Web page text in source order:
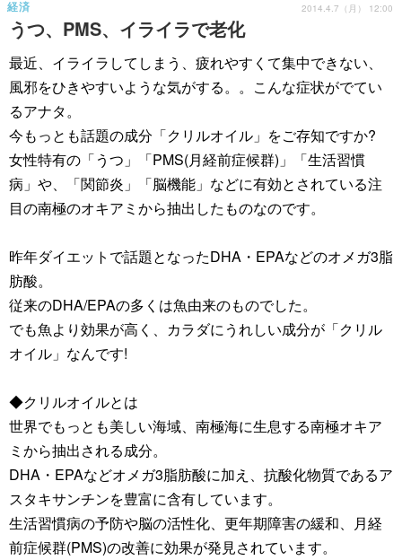
うつ、PMS、イライラで老化
経済 2014.4.7（月） 12:00
最近、イライラしてしまう、疲れやすくて集中できない、
風邪をひきやすいような気がする。。こんな症状がでてい
るアナタ。
今もっとも話題の成分「クリルオイル」をご存知ですか?
女性特有の「うつ」「PMS(月経前症候群)」「生活習慣
病」や、「関節炎」「脳機能」などに有効とされている注
目の南極のオキアミから抽出したものなのです。
昨年ダイエットで話題となったDHA・EPAなどのオメガ3脂
肪酸。
従来のDHA/EPAの多くは魚由来のものでした。
でも魚より効果が高く、カラダにうれしい成分が「クリル
オイル」なんです!
◆クリルオイルとは
世界でもっとも美しい海域、南極海に生息する南極オキア
ミから抽出される成分。
DHA・EPAなどオメガ3脂肪酸に加え、抗酸化物質であるア
スタキサンチンを豊富に含有しています。
生活習慣病の予防や脳の活性化、更年期障害の緩和、月経
前症候群(PMS)の改善に効果が発見されています。